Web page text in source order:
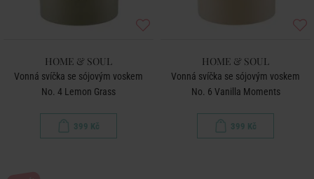
HOME & SOUL
Vonná svíčka se sójovým voskem
No. 4 Lemon Grass
399 Kč
HOME & SOUL
Vonná svíčka se sójovým voskem
No. 6 Vanilla Moments
399 Kč